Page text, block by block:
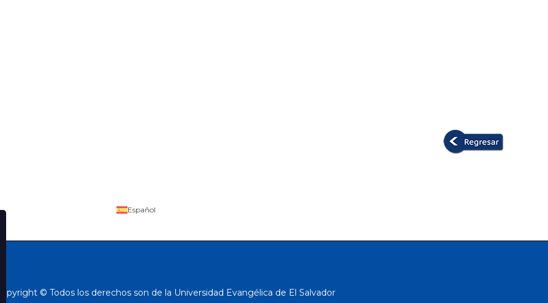
Copyright © Todos los derechos son de la Universidad Evangélica de El Salvador
Español